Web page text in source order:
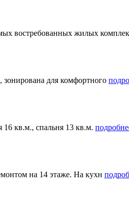
жилых
зонирована для комфортного
кв.м., спальня 13 кв.м.
на 14 этаже. На кухн